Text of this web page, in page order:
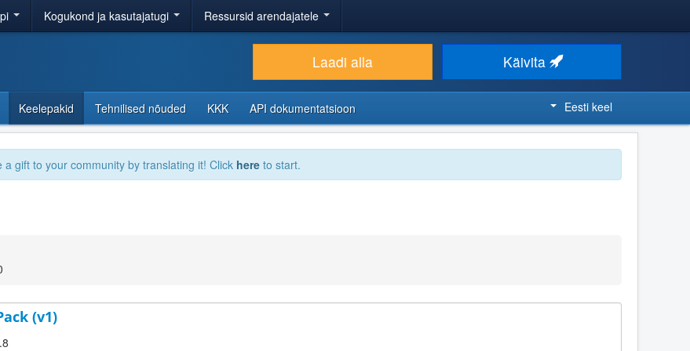
Kogukond ja kasutajatugi Ressursid arendajatele
Laadi alla Käivita
Keelepakid Tehnilised nõuded KKK API dokumentatsioon Eesti keel
gift to your community by translating it! Click here to start.
(v1)